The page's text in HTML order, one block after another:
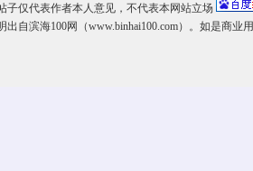
子仅代表作者本人意见，不代表本网站立场
出自滨海100网（www.binhai100.com）。如是商业